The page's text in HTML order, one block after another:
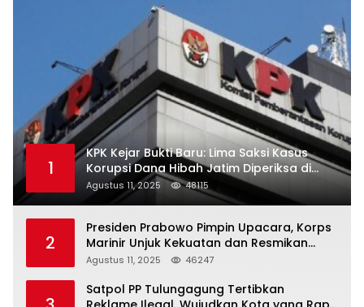
1
KPK Kejar Bukti Baru: Lima Saksi Kasus
Korupsi Dana Hibah Jatim Diperiksa di
Trenggalek
Agustus 11, 2025 48115
2
Presiden Prabowo Pimpin Upacara, Korps
Marinir Unjuk Kekuatan dan Resmikan
Struktur Baru
Agustus 11, 2025 46247
Satpol PP Tulungagung Tertibkan